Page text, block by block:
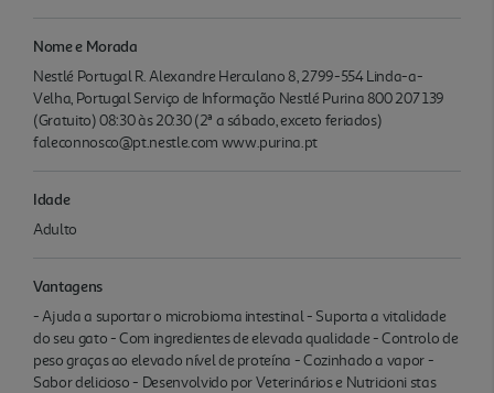
Nome e Morada
Nestlé Portugal R. Alexandre Herculano 8, 2799-554 Linda-a-
Velha, Portugal Serviço de Informação Nestlé Purina 800 207 139
(Gratuito) 08:30 às 20:30 (2ª a sábado, exceto feriados)
faleconnosco@pt.nestle.com www.purina.pt
Idade
Adulto
Vantagens
- Ajuda a suportar o microbioma intestinal - Suporta a vitalidade
do seu gato - Com ingredientes de elevada qualidade - Controlo de
peso graças ao elevado nível de proteína - Cozinhado a vapor -
Sabor delicioso - Desenvolvido por Veterinários e Nutricioni stas